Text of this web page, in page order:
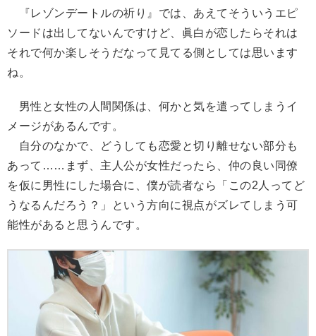
『レゾンデートルの祈り』では、あえてそういうエピ
ソードは出してないんですけど、眞白が恋したらそれは
それで何か楽しそうだなって見てる側としては思います
ね。
男性と女性の人間関係は、何かと気を遣ってしまうイ
メージがあるんです。
自分のなかで、どうしても恋愛と切り離せない部分も
あって……まず、主人公が女性だったら、仲の良い同僚
を仮に男性にした場合に、僕が読者なら「この2人ってど
うなるんだろう？」という方向に視点がズレてしまう可
能性があると思うんです。